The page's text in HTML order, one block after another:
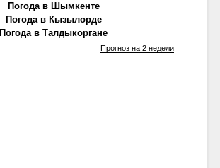
Погода в Шымкенте
Погода в Кызылорде
Погода в Талдыкоргане
Прогноз на 2 недели